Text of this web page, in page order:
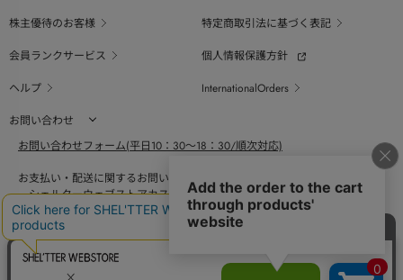
株主優待のお客様
特定商取引法に基づく表記
会員ランクサービス
個人情報保護方針
ヘルプ
InternationalOrders
お問い合わせ
お問い合わせフォーム(平日10：30～18：30/順次対応)
お支払い・配送に関するお問い合わせ（平日10：30～18：00）
シェルターウェブストアカスタマーセンター
0800-123-6820
商品の素材、サイズ、仕様等に関するお問い合せ（平日10：30～18：00）
バロックジャパンリミテッドコールセンター
03-6730-9191